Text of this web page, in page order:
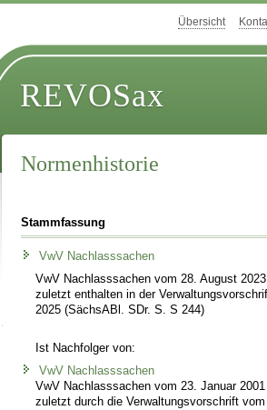
Übersicht
REVOSax
Normenhistorie
Stammfassung
VwV Nachlasssachen
VwV Nachlasssachen vom 28. August
zuletzt enthalten in der
2025 (SächsABl. SDr. S. S 244)
Ist Nachfolger von:
VwV Nachlasssachen
VwV Nachlasssachen vom 23. Januar
zuletzt durch die Verwaltungsvorschrift